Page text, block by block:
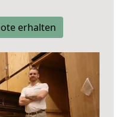
erhalten